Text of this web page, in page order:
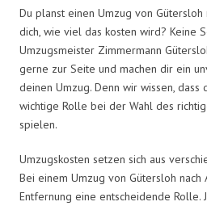
Du planst einen Umzug von
dich, wie viel das kosten wird? Keine
Umzugsmeister Zimmermann
gerne zur Seite und machen dir ein
deinen Umzug. Denn wir wissen, dass
wichtige Rolle bei der Wahl des
spielen.
Umzugskosten setzen sich aus
Bei einem Umzug von Gütersloh
Entfernung eine entscheidende Rolle.